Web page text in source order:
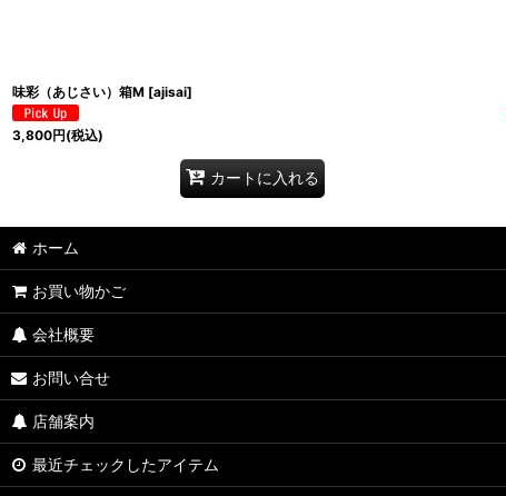
味彩（あじさい）箱M [ajisai]
3,800円(税込)
カートに入れる
ホーム
お買い物かご
会社概要
お問い合せ
店舗案内
最近チェックしたアイテム